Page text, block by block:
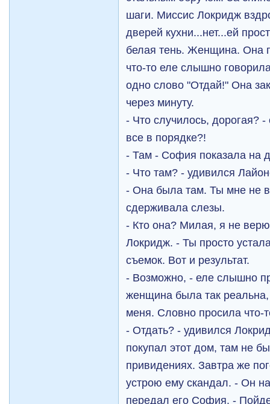
шаги. Миссис Локридж
дверей кухни...нет...ей
белая тень. Женщина. Она
что-то еле слышно
одно слово "Отдай!" Она
через минуту.
- Что случилось, дорогая?
все в порядке?!
- Там - София показала на
- Что там? - удивился
- Она была там. Ты мне не
сдерживала слезы.
- Кто она? Милая, я не
Локридж. - Ты просто
съемок. Вот и результат.
- Возможно, - еле слышно
женщина была так
меня. Словно просила что-
- Отдать? - удивился
покупал этот дом, там не
привидениях. Завтра же
устрою ему скандал. - Он
передал его София. -